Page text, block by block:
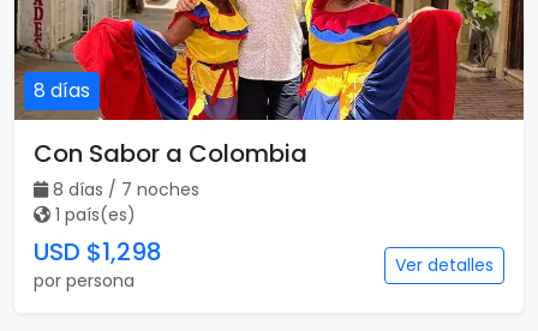
8 días
Con Sabor a Colombia
8 días / 7 noches
1 país(es)
USD $1,298
por persona
Ver detalles